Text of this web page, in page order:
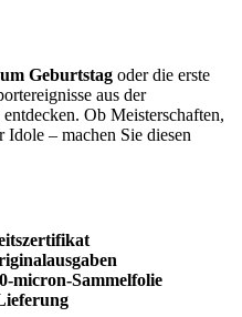
Geburtstag oder die erste
aus der
Ob Meisterschaften,
Idole – machen Sie diesen
micron-Sammelfolie